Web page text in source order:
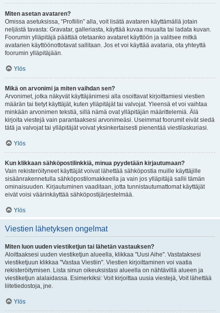
Miten asetan avataren?
Omissa asetuksissa, “Profiilin” alla, voit lisätä avataren käyttämällä jotain
neljästä tavasta: Gravatar, galleriasta, käyttää kuvaa muualta tai ladata kuvan.
Foorumin ylläpitäjä päättää otetaanko avataret käyttöön ja valitsee mitkä
avatarien käyttöönottotavat sallitaan. Jos et voi käyttää avataria, ota yhteyttä
foorumin ylläpitäjään.
Ylös
Mikä on arvonimi ja miten vaihdan sen?
Arvonimet, jotka näkyvät käyttäjänimesi alla osoittavat kirjoittamiesi viestien
määrän tai tietyt käyttäjät, kuten ylläpitäjät tai valvojat. Yleensä et voi vaihtaa
minkään arvonimen tekstiä, sillä nämä ovat ylläpitäjän määrittelemiä. Älä
kirjoita viestejä vain parantaaksesi arvonimeäsi. Useimmat foorumit eivät siedä
tätä ja valvojat tai ylläpitäjät voivat yksinkertaisesti pienentää viestilaskuriasi.
Ylös
Kun klikkaan sähköpostilinkkiä, minua pyydetään kirjautumaan?
Vain rekisteröityneet käyttäjät voivat lähettää sähköpostia muille käyttäjille
sisäänrakennetulla sähköpostilomakkeella ja vain jos ylläpitäjä sallii tämän
ominaisuuden. Kirjautuminen vaaditaan, jotta tunnistautumattomat käyttäjät
eivät voisi väärinkäyttää sähköpostijärjestelmää.
Ylös
Viestien lähetyksen ongelmat
Miten luon uuden viestiketjun tai lähetän vastauksen?
Aloittaaksesi uuden viestiketjun alueella, klikkaa "Uusi Aihe". Vastataksesi
viestiketjuun klikkaa "Vastaa Viestiin". Viestien kirjoittaminen voi vaatia
rekisteröitymisen. Lista sinun oikeuksistasi alueella on nähtävillä alueen ja
viestiketjun alalaidassa. Esimerkiksi: Voit kirjoittaa uusia viestejä, Voit lähettää
liitetiedostoja, jne.
Ylös